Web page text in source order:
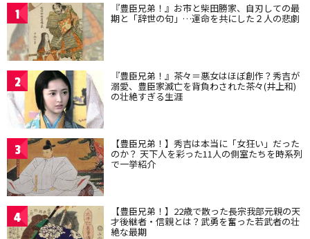
1 『豊臣兄弟！』お市と柴田勝家、自刃しての最
期と「辞世の句」…運命を共にした２人の悲劇
2 『豊臣兄弟！』茶々＝悪女はほぼ創作？秀吉が
溺愛、豊臣家滅亡を背負わされた茶々(井上和)
の壮絶すぎる生涯
3 【豊臣兄弟！】秀吉は本当に「女狂い」だった
のか？ 天下人を彩った11人の側室たちを時系列
で一挙紹介
4 【豊臣兄弟！】22歳で散った長宗我部元親の天
才後継者・信親とは？武勇を奮った若武者の壮
絶な最期